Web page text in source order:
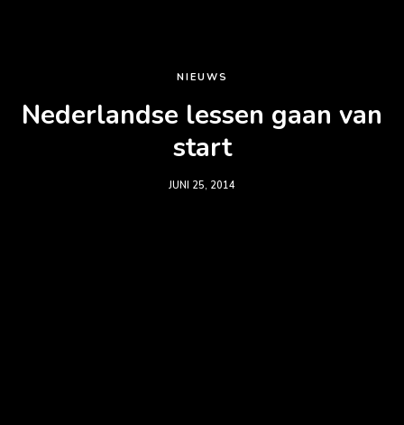
NIEUWS
Nederlandse lessen gaan van
start
JUNI 25, 2014